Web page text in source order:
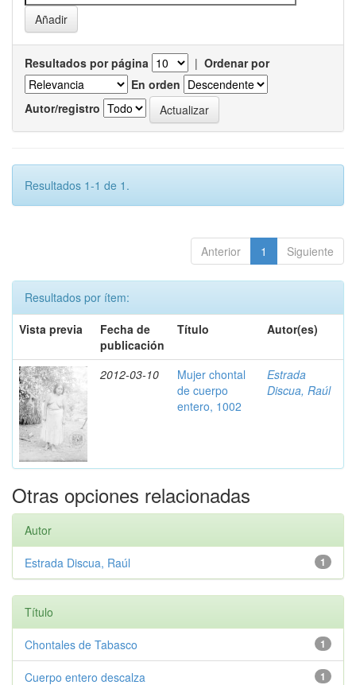
Resultados por página | Ordenar por
En orden
Autor/registro
Resultados 1-1 de 1.
Anterior 1 Siguiente
Resultados por ítem:
Vista previa
Fecha de
publicación
Título Autor(es)
2012-03-10
Mujer chontal
de cuerpo
entero, 1002
Estrada
Discua, Raúl
Otras opciones relacionadas
Autor
1
Estrada Discua, Raúl
Título
1
Chontales de Tabasco
1
Cuerpo entero descalza